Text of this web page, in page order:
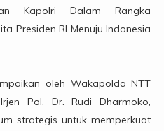
Kapolri Dalam Rangka
Presiden RI Menuju Indonesia
oleh Wakapolda NTT
Pol. Dr. Rudi Dharmoko,
strategis untuk memperkuat